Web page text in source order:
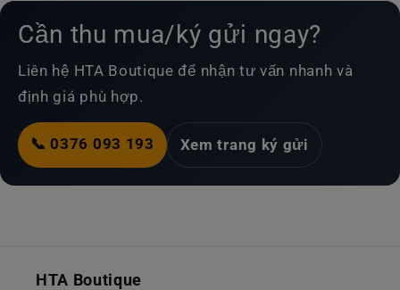
Cần thu mua/ký gửi ngay?
Liên hệ HTA Boutique để nhận tư vấn nhanh và
định giá phù hợp.
📞 0376 093 193 Xem trang ký gửi
HTA Boutique